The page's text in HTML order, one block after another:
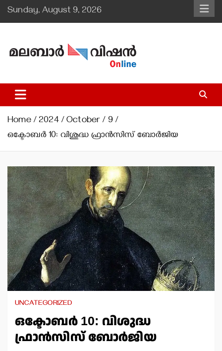
Skip
to
Sunday, August 9, 2026
Malabar Vision Online
Illuminating Diocesan News with Divine Clarity.
Home 2024 October
9
ഒക്ടോബര്‍ 10: വിശുദ്ധ ഫ്രാന്‍സിസ് ബോര്‍ജിയ
UNCATEGORIZED
ഒക്ടോബര്‍ 10: വിശുദ്ധ
ഫ്രാന്‍സിസ് ബോര്‍ജിയ